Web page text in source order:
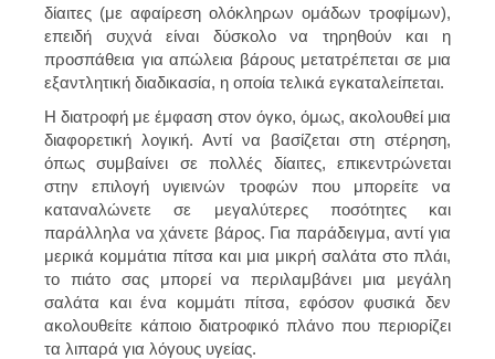
δίαιτες (με αφαίρεση ολόκληρων ομάδων τροφίμων),
επειδή συχνά είναι δύσκολο να τηρηθούν και η
προσπάθεια για απώλεια βάρους μετατρέπεται σε μια
εξαντλητική διαδικασία, η οποία τελικά εγκαταλείπεται.
Η διατροφή με έμφαση στον όγκο, όμως, ακολουθεί μια
διαφορετική λογική. Αντί να βασίζεται στη στέρηση,
όπως συμβαίνει σε πολλές δίαιτες, επικεντρώνεται
στην επιλογή υγιεινών τροφών που μπορείτε να
καταναλώνετε σε μεγαλύτερες ποσότητες και
παράλληλα να χάνετε βάρος. Για παράδειγμα, αντί για
μερικά κομμάτια πίτσα και μια μικρή σαλάτα στο πλάι,
το πιάτο σας μπορεί να περιλαμβάνει μια μεγάλη
σαλάτα και ένα κομμάτι πίτσα, εφόσον φυσικά δεν
ακολουθείτε κάποιο διατροφικό πλάνο που περιορίζει
τα λιπαρά για λόγους υγείας.